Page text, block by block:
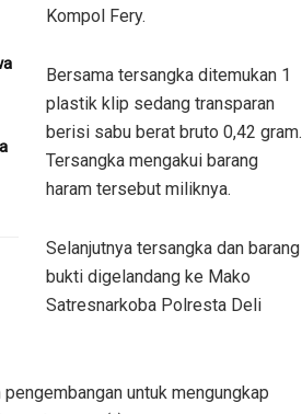
Kompol Fery.
Bersama tersangka ditemukan 1
plastik klip sedang transparan
berisi sabu berat bruto 0,42 gram.
Tersangka mengakui barang
haram tersebut miliknya.
Selanjutnya tersangka dan barang
bukti digelandang ke Mako
Satresnarkoba Polresta Deli
untuk mengungkap